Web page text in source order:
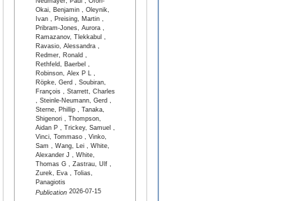
Okai, Benjamin , Oleynik,
Ivan , Preising, Martin ,
Pribram-Jones, Aurora ,
Ramazanov, Tlekkabul ,
Ravasio, Alessandra ,
Redmer, Ronald ,
Rethfeld, Baerbel ,
Robinson, Alex P L ,
Röpke, Gerd , Soubiran,
François , Starrett, Charles
, Steinle-Neumann, Gerd ,
Sterne, Phillip , Tanaka,
Shigenori , Thompson,
Aidan P , Trickey, Samuel ,
Vinci, Tommaso , Vinko,
Sam , Wang, Lei , White,
Alexander J , White,
Thomas G , Zastrau, Ulf ,
Zurek, Eva , Tolias,
Panagiotis
Publication2026-07-15